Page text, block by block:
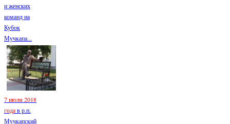
и женских
команд на
Кубок
Мучкапа...
7 июля 2018
годав р.п.
Мучкапский